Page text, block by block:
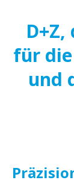
für
und